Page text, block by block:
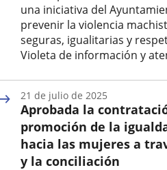
una iniciativa del
prevenir la violencia
seguras, igualitarias y
Violeta de información y
la
noticia
Aprobada la
promoción de la
hacia las mujeres a
y la conciliación
21 de julio de 2025